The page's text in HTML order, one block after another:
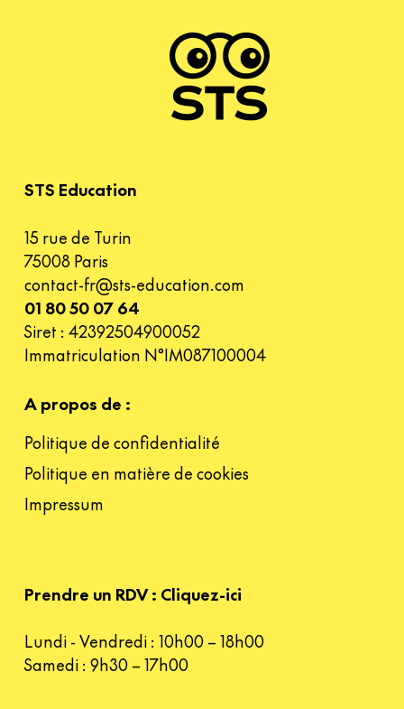
STS Education
15 rue de Turin
75008 Paris
contact-fr@sts-education.com
01 80 50 07 64
Siret : 42392504900052
Immatriculation N°IM087100004
A propos de :
Politique de confidentialité
Politique en matière de cookies
Impressum
Prendre un RDV : Cliquez-ici
Lundi - Vendredi : 10h00 – 18h00
Samedi : 9h30 – 17h00